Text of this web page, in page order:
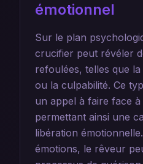
émotionnel
Sur le plan
crucifier peut révéler
refoulées, telles que
ou la culpabilité. Ce
un appel à faire face à
permettant ainsi une
libération
émotions, le rêveur